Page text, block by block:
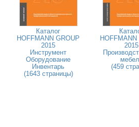
Каталог
HOFFMANN GROUP
2015
Инструмент
Оборудование
Инвентарь
(1643 страницы)
HOFFMANN
2015
(459